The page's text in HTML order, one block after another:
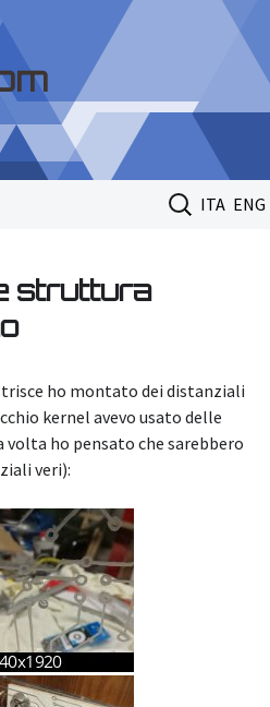
ITA ENG
Ricerca
per:
struttura
ho montato dei distanziali
kernel avevo usato delle
ho pensato che sarebbero
veri):